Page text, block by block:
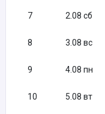
7 2.08 сб
8 3.08 вс
9 4.08 пн
10 5.08 вт